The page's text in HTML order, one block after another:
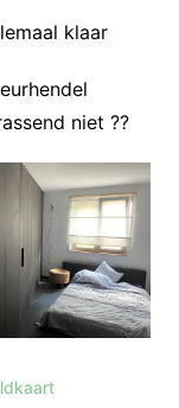
klaar
niet ??